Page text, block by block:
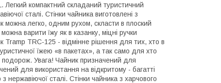
компактний складаний туристичний
сталі. Стінки чайника виготовлені з
можна легко, одним рухом, скласти в плоский
варити їжу як в казанку, міцні ручки
Tramp TRC-125 - відмінне рішення для тих, хто в
їжею «в пакетах», а так само для хто
Увага! Чайник призначений для
для використання на відкритому - багатті
нержавіючої сталі. Стінки чайника з харчового